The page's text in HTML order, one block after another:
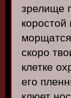
зрелище
скоро
клетке
его